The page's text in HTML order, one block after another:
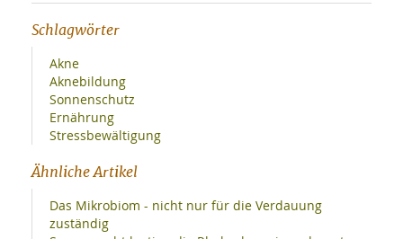
Schlagwörter
Akne
Aknebildung
Sonnenschutz
Ernährung
Stressbewältigung
Ähnliche Artikel
Das Mikrobiom - nicht nur für die Verdauung
zuständig